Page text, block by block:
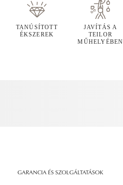
TANÚSÍTOTT
ÉKSZEREK
JAVÍTÁS A
TEILOR
MŰHELYÉBEN
GARANCIA ÉS SZOLGÁLTATÁSOK